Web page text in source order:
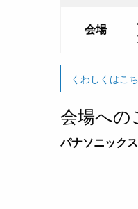
会場
くわしくはこ
会場への
パナソニック